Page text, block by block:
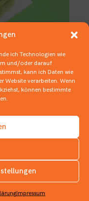
ich Technologien wie
und/oder darauf
kann ich Daten wie
Website verarbeiten. Wenn
können bestimmte
Impressum
Regen –